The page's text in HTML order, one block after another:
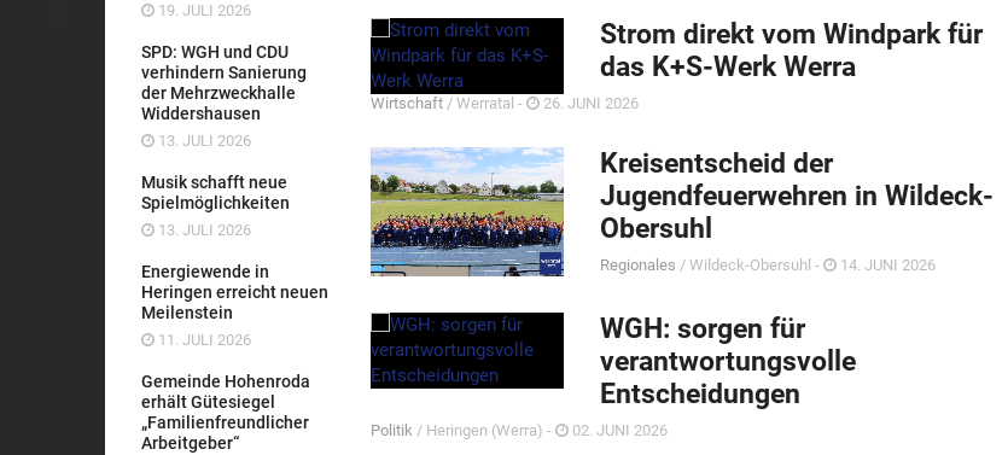
19. JULI 2026
SPD: WGH und CDU
verhindern Sanierung
der Mehrzweckhalle
Widdershausen
13. JULI 2026
Musik schafft neue
Spielmöglichkeiten
13. JULI 2026
Energiewende in
Heringen erreicht neuen
Meilenstein
11. JULI 2026
Gemeinde Hohenroda
erhält Gütesiegel
„Familienfreundlicher
Arbeitgeber“
Strom direkt vom Windpark für
das K+S-Werk Werra
Wirtschaft / Werratal - 26. JUNI 2026
Kreisentscheid der
Jugendfeuerwehren in Wildeck-
Obersuhl
Regionales / Wildeck-Obersuhl - 14. JUNI 2026
WGH: sorgen für
verantwortungsvolle
Entscheidungen
Politik / Heringen (Werra) - 02. JUNI 2026